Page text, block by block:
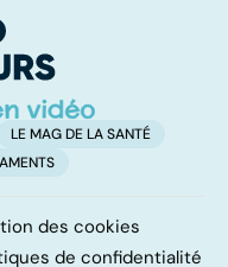
?
LE MAG DE LA SANTÉ
des cookies
de confidentialité